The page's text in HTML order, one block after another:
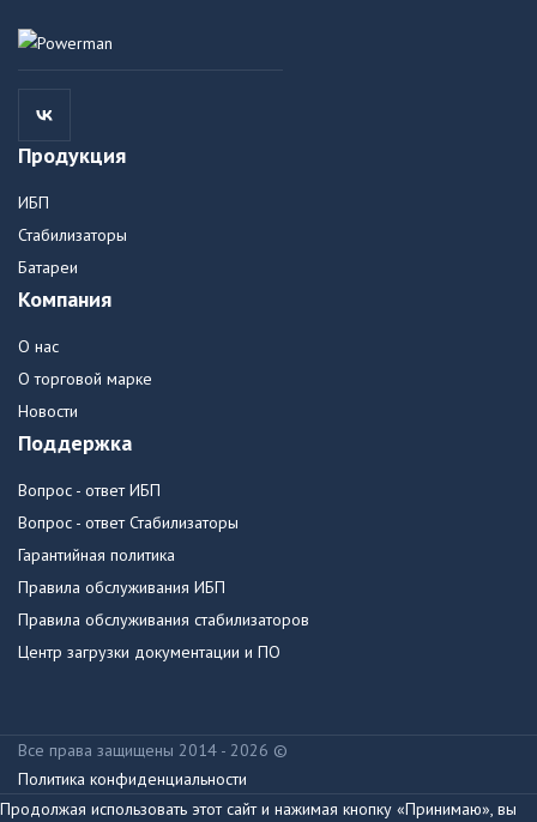
Продукция
ИБП
Стабилизаторы
Батареи
Компания
О нас
О торговой марке
Новости
Поддержка
Вопрос - ответ ИБП
Вопрос - ответ Стабилизаторы
Гарантийная политика
Правила обслуживания ИБП
Правила обслуживания стабилизаторов
Центр загрузки документации и ПО
Все права защищены 2014 - 2026 ©
Политика конфиденциальности
Продолжая использовать этот сайт и нажимая кнопку «Принимаю», вы